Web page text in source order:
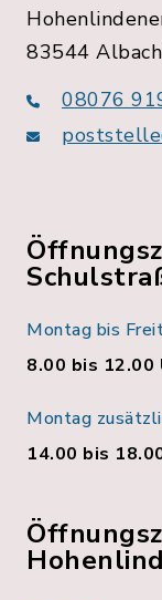
83544
08076
Montag bis
8.00 bis 12.00
Montag
14.00 bis